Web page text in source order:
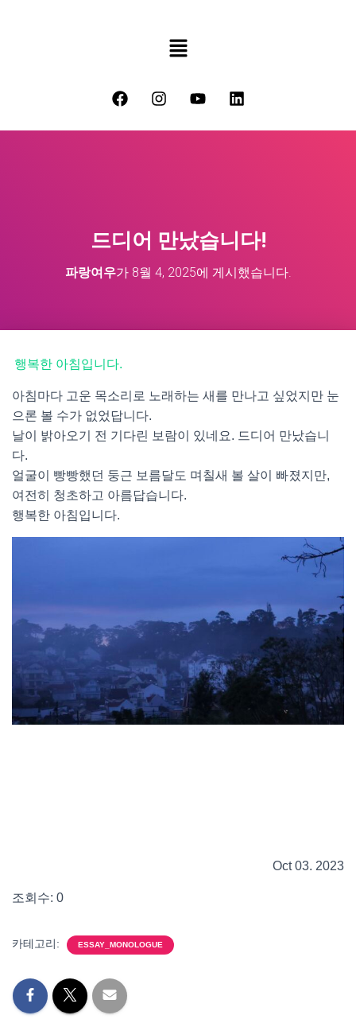
드디어 만났습니다!
파랑여우가 8월 4, 2025에 게시했습니다.
행복한 아침입니다.
아침마다 고운 목소리로 노래하는 새를 만나고 싶었지만 눈
으론 볼 수가 없었답니다.
날이 밝아오기 전 기다린 보람이 있네요. 드디어 만났습니
다.
얼굴이 빵빵했던 둥근 보름달도 며칠새 볼 살이 빠졌지만,
여전히 청초하고 아름답습니다.
행복한 아침입니다.
Oct 03. 2023
조회수: 0
카테고리: ESSAY_MONOLOGUE